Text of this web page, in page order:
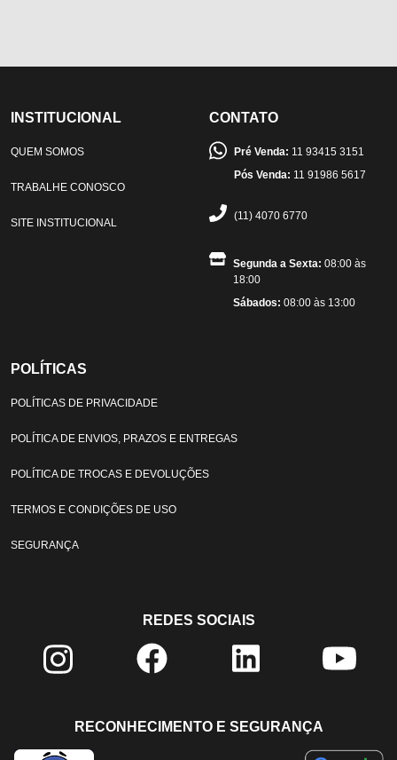
INSTITUCIONAL
QUEM SOMOS
TRABALHE CONOSCO
SITE INSTITUCIONAL
CONTATO
Pré Venda: 11 93415 3151
Pós Venda: 11 91986 5617
(11) 4070 6770
Segunda a Sexta: 08:00 às
18:00
Sábados: 08:00 às 13:00
POLÍTICAS
POLÍTICAS DE PRIVACIDADE
POLÍTICA DE ENVIOS, PRAZOS E ENTREGAS
POLÍTICA DE TROCAS E DEVOLUÇÕES
TERMOS E CONDIÇÕES DE USO
SEGURANÇA
REDES SOCIAIS
RECONHECIMENTO E SEGURANÇA